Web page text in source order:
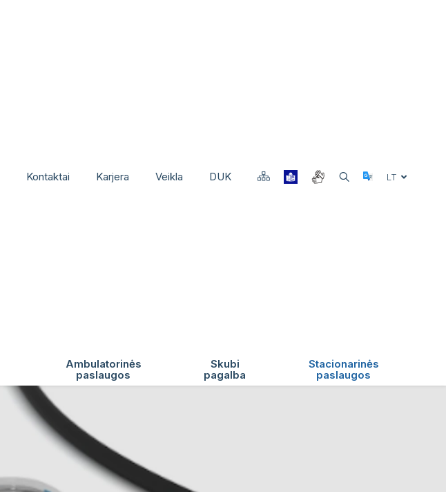
Kontaktai Karjera Veikla DUK Select
LT
Ambulatorinės
paslaugos
Skubi
pagalba
Stacionarinės
paslaugos